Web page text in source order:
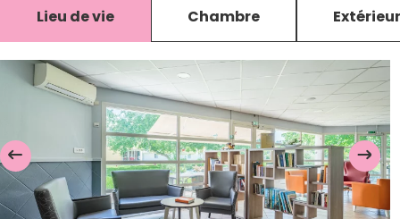
Lieu de vie Chambre Extérieur